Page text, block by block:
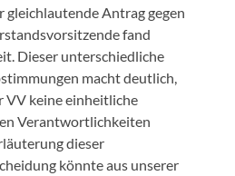
Antrag gegen
fand
Dieser unterschiedliche
macht deutlich,
VV keine einheitliche
Verantwortlichkeiten
dieser
könnte aus unserer